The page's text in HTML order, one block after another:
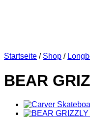
Startseite / Shop /
BEAR